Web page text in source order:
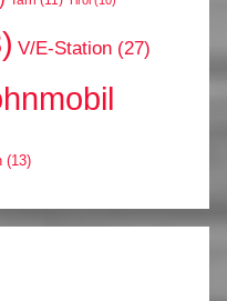
V/E-Station (27)
(13)